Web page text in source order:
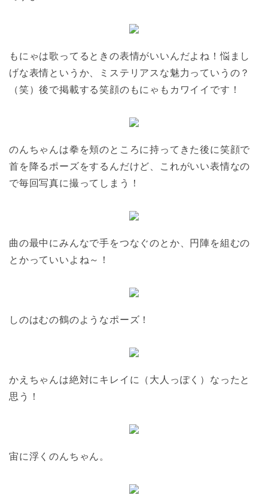
もにゃは歌ってるときの表情がいいんだよね！悩まし
げな表情というか、ミステリアスな魅力っていうの？
（笑）後で掲載する笑顔のもにゃもカワイイです！
のんちゃんは拳を頬のところに持ってきた後に笑顔で
首を降るポーズをするんだけど、これがいい表情なの
で毎回写真に撮ってしまう！
曲の最中にみんなで手をつなぐのとか、円陣を組むの
とかっていいよね～！
しのはむの鶴のようなポーズ！
かえちゃんは絶対にキレイに（大人っぽく）なったと
思う！
宙に浮くのんちゃん。